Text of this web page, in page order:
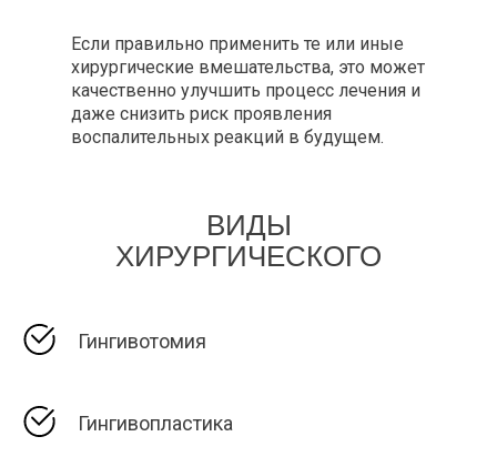
Если правильно применить те или иные
хирургические вмешательства, это может
качественно улучшить процесс лечения и
даже снизить риск проявления
воспалительных реакций в будущем.
ВИДЫ
ХИРУРГИЧЕСКОГО
Гингивотомия
Гингивопластика